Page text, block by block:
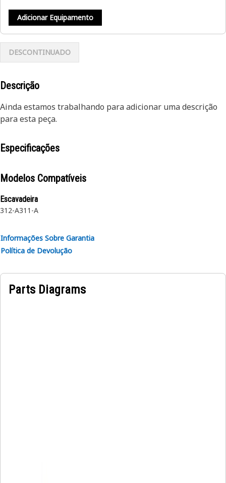
Adicionar Equipamento
DESCONTINUADO
Descrição
Ainda estamos trabalhando para adicionar uma descrição
para esta peça.
Especificações
Modelos Compatíveis
Escavadeira
312-A311-A
Informações Sobre Garantia
Política de Devolução
Parts Diagrams